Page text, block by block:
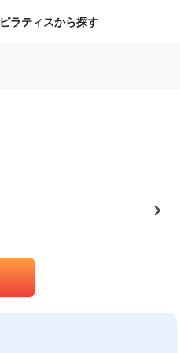
ピラティスから探す